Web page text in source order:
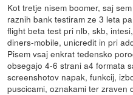
Kot tretje nisem boomer, saj
raznih bank testiram ze 3 leta
flight beta test pri nlb, skb,
diners-mobile, unicredit in pri
Pisem vsaj enkrat tedensko
obsegajo 4-6 strani a4 formata
screenshotov napak, funkcij,
puscicami, oznakami ter zraven